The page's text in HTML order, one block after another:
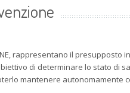
rappresentano il
di determinare lo stato di
mantenere autonomamente